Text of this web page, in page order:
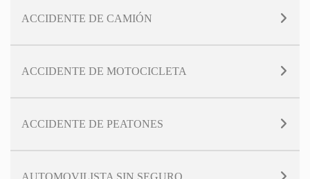
ACCIDENTE DE CAMIÓN
ACCIDENTE DE MOTOCICLETA
ACCIDENTE DE PEATONES
AUTOMOVILISTA SIN SEGURO